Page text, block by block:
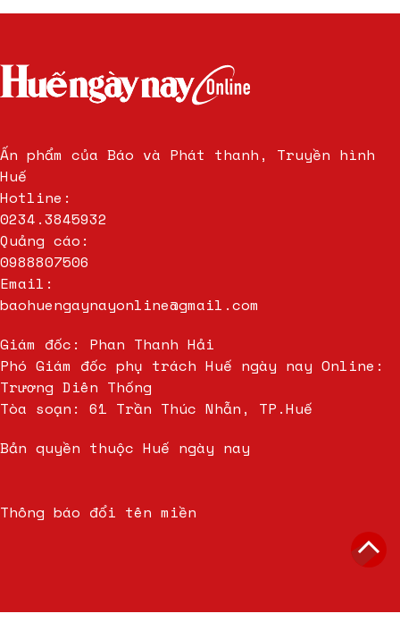
Ấn phẩm của Báo và Phát thanh, Truyền hình
Huế
Hotline:
0234.3845932
Quảng cáo:
0988807506
Email:
baohuengaynayonline@gmail.com
Giám đốc: Phan Thanh Hải
Phó Giám đốc phụ trách Huế ngày nay Online:
Trương Diên Thống
Tòa soạn: 61 Trần Thúc Nhẫn, TP.Huế
Bản quyền thuộc Huế ngày nay
Thông báo đổi tên miền